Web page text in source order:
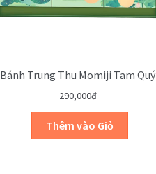
Bánh Trung Thu Momiji Tam Quý
290,000đ